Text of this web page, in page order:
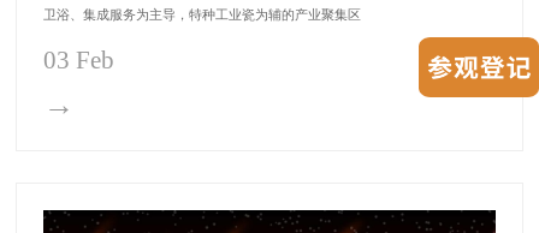
卫浴、集成服务为主导，特种工业瓷为辅的产业聚集区
03 Feb
→